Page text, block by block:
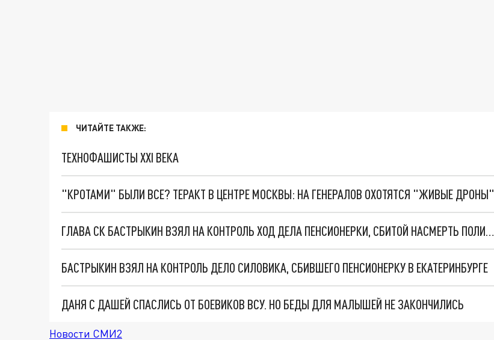
ЧИТАЙТЕ ТАКЖЕ:
ТЕХНОФАШИСТЫ XXI ВЕКА
"КРОТАМИ" БЫЛИ ВСЕ? ТЕРАКТ В ЦЕНТРЕ МОСКВЫ: НА ГЕНЕРАЛОВ ОХОТЯТСЯ "ЖИВЫЕ ДРОНЫ"
ГЛАВА СК БАСТРЫКИН ВЗЯЛ НА КОНТРОЛЬ ХОД ДЕЛА ПЕНСИОНЕРКИ, СБИТОЙ НАСМЕРТЬ ПОЛИЦЕЙСКИМ
БАСТРЫКИН ВЗЯЛ НА КОНТРОЛЬ ДЕЛО СИЛОВИКА, СБИВШЕГО ПЕНСИОНЕРКУ В ЕКАТЕРИНБУРГЕ
ДАНЯ С ДАШЕЙ СПАСЛИСЬ ОТ БОЕВИКОВ ВСУ. НО БЕДЫ ДЛЯ МАЛЫШЕЙ НЕ ЗАКОНЧИЛИСЬ
Новости СМИ2